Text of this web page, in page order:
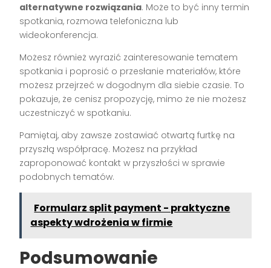
alternatywne rozwiązania. Może to być inny termin
spotkania, rozmowa telefoniczna lub
wideokonferencja.
Możesz również wyrazić zainteresowanie tematem
spotkania i poprosić o przesłanie materiałów, które
możesz przejrzeć w dogodnym dla siebie czasie. To
pokazuje, że cenisz propozycję, mimo że nie możesz
uczestniczyć w spotkaniu.
Pamiętaj, aby zawsze zostawiać otwartą furtkę na
przyszłą współpracę. Możesz na przykład
zaproponować kontakt w przyszłości w sprawie
podobnych tematów.
Formularz split payment - praktyczne
aspekty wdrożenia w firmie
Podsumowanie